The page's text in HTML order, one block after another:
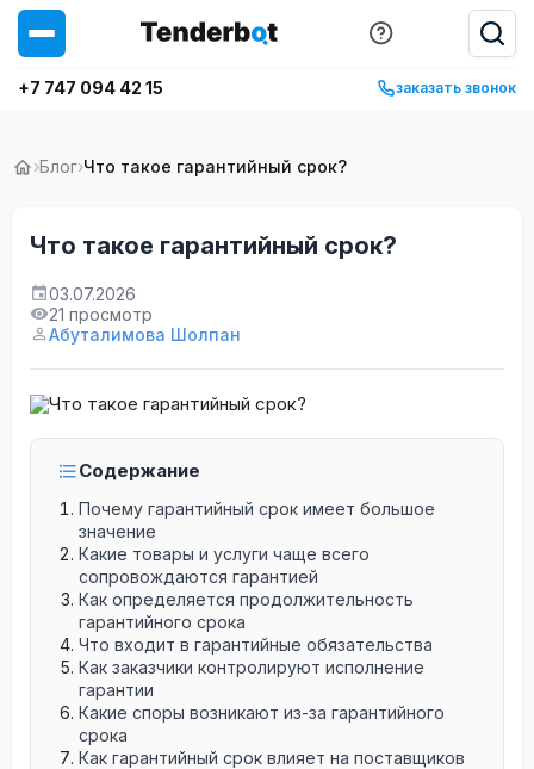
+7 747 094 42 15 заказать звонок
›Блог›Что такое гарантийный срок?
Что такое гарантийный срок?
03.07.2026
21 просмотр
Абуталимова Шолпан
Содержание
Почему гарантийный срок имеет большое
значение
Какие товары и услуги чаще всего
сопровождаются гарантией
Как определяется продолжительность
гарантийного срока
Что входит в гарантийные обязательства
Как заказчики контролируют исполнение
гарантии
Какие споры возникают из-за гарантийного
срока
Как гарантийный срок влияет на поставщиков